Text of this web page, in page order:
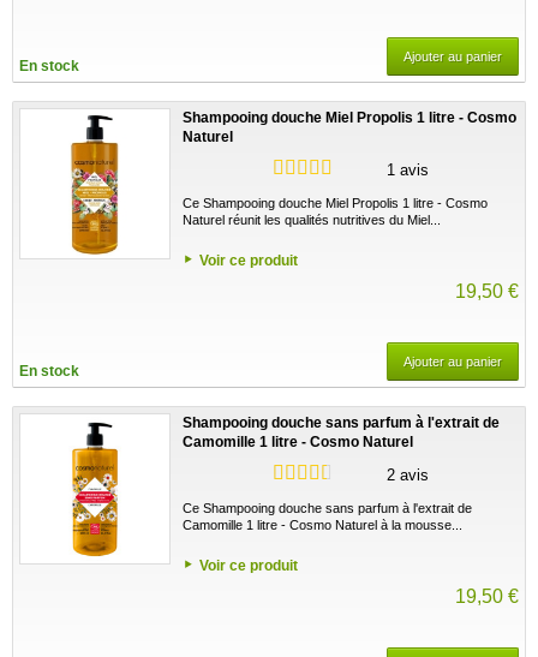
En stock
Ajouter au panier
Shampooing douche Miel Propolis 1 litre - Cosmo
Naturel
1 avis
Ce Shampooing douche Miel Propolis 1 litre - Cosmo
Naturel réunit les qualités nutritives du Miel...
Voir ce produit
19,50 €
En stock
Ajouter au panier
Shampooing douche sans parfum à l'extrait de
Camomille 1 litre - Cosmo Naturel
2 avis
Ce Shampooing douche sans parfum à l'extrait de
Camomille 1 litre - Cosmo Naturel à la mousse...
Voir ce produit
19,50 €